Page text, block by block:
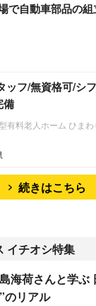
で自動車部品の
ッフ/無資格可/シ
備
有料老人ホーム ひまわ
続きはこちら
イチオシ特集
海荷さんと学ぶ
のリアル